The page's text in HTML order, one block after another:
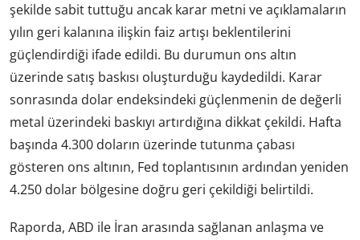
şekilde sabit tuttuğu ancak karar metni ve açıklamaların
yılın geri kalanına ilişkin faiz artışı beklentilerini
güçlendirdiği ifade edildi. Bu durumun ons altın
üzerinde satış baskısı oluşturduğu kaydedildi. Karar
sonrasında dolar endeksindeki güçlenmenin de değerli
metal üzerindeki baskıyı artırdığına dikkat çekildi. Hafta
başında 4.300 doların üzerinde tutunma çabası
gösteren ons altının, Fed toplantısının ardından yeniden
4.250 dolar bölgesine doğru geri çekildiği belirtildi.
Raporda, ABD ile İran arasında sağlanan anlaşma ve